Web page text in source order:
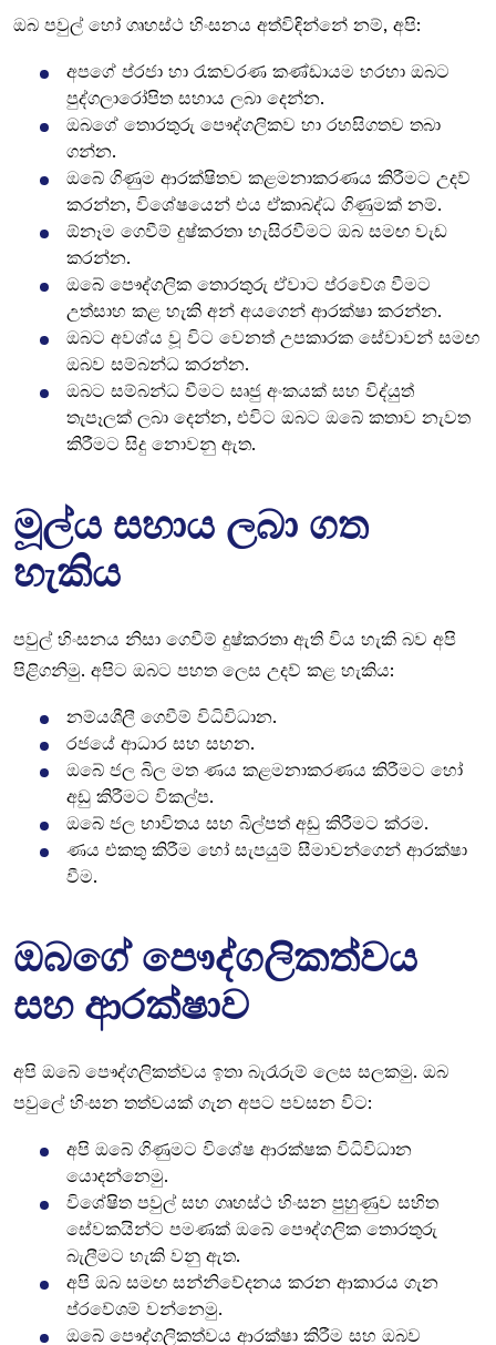
ඔබ පවුල් හෝ ගෘහස්ථ හිංසනය අත්විඳින්නේ නම්, අපි:
අපගේ ප්රජා හා රැකවරණ කණ්ඩායම හරහා ඔබට
පුද්ගලාරෝපිත සහාය ලබා දෙන්න.
ඔබගේ තොරතුරු පෞද්ගලිකව හා රහසිගතව තබා
ගන්න.
ඔබේ ගිණුම ආරක්ෂිතව කළමනාකරණය කිරීමට උදව්
කරන්න, විශේෂයෙන් එය ඒකාබද්ධ ගිණුමක් නම්.
ඕනෑම ගෙවීම් දුෂ්කරතා හැසිරවීමට ඔබ සමඟ වැඩ
කරන්න.
ඔබේ පෞද්ගලික තොරතුරු ඒවාට ප්රවේශ වීමට
උත්සාහ කළ හැකි අන් අයගෙන් ආරක්ෂා කරන්න.
ඔබට අවශ්ය වූ විට වෙනත් උපකාරක සේවාවන් සමඟ
ඔබව සම්බන්ධ කරන්න.
ඔබට සම්බන්ධ වීමට සෘජු අංකයක් සහ විද්යුත්
තැපෑලක් ලබා දෙන්න, එවිට ඔබට ඔබේ කතාව නැවත
කිරීමට සිදු නොවනු ඇත.
මූල්ය සහාය ලබා ගත
හැකිය
පවුල් හිංසනය නිසා ගෙවීම් දුෂ්කරතා ඇති විය හැකි බව අපි
පිළිගනිමු. අපිට ඔබට පහත ලෙස උදව් කළ හැකිය:
නම්යශීලී ගෙවීම් විධිවිධාන.
රජයේ ආධාර සහ සහන.
ඔබේ ජල බිල මත ණය කළමනාකරණය කිරීමට හෝ
අඩු කිරීමට විකල්ප.
ඔබේ ජල භාවිතය සහ බිල්පත් අඩු කිරීමට ක්රම.
ණය එකතු කිරීම හෝ සැපයුම් සීමාවන්ගෙන් ආරක්ෂා
වීම.
ඔබගේ පෞද්ගලිකත්වය
සහ ආරක්ෂාව
අපි ඔබේ පෞද්ගලිකත්වය ඉතා බැරෑරුම් ලෙස සලකමු. ඔබ
පවුලේ හිංසන තත්වයක් ගැන අපට පවසන විට:
අපි ඔබේ ගිණුමට විශේෂ ආරක්ෂක විධිවිධාන
යොදන්නෙමු.
විශේෂිත පවුල් සහ ගෘහස්ථ හිංසන පුහුණුව සහිත
සේවකයින්ට පමණක් ඔබේ පෞද්ගලික තොරතුරු
බැලීමට හැකි වනු ඇත.
අපි ඔබ සමඟ සන්නිවේදනය කරන ආකාරය ගැන
ප්රවේශම් වන්නෙමු.
ඔබේ පෞද්ගලිකත්වය ආරක්ෂා කිරීම සහ ඔබව